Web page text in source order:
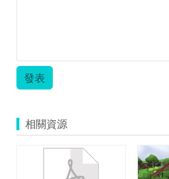
發表
相關資源